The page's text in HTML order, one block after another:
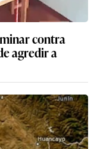
contra
agredir a